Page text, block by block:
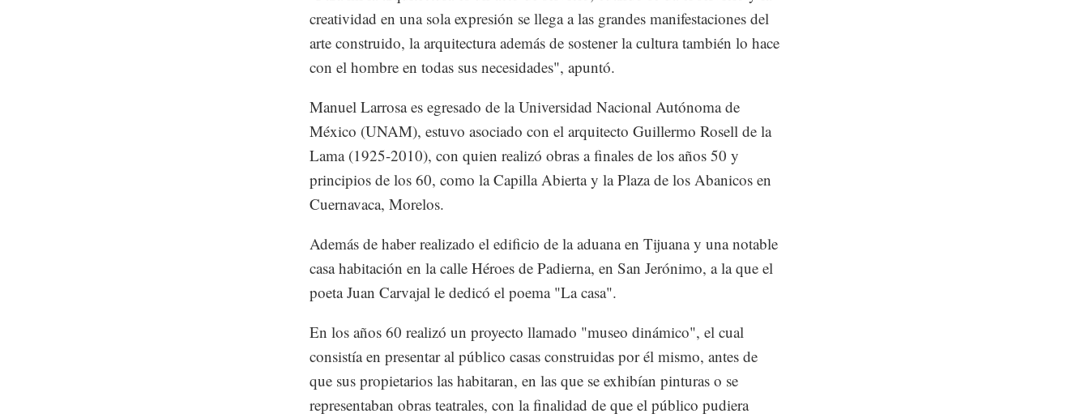
creatividad en una sola expresión se llega a las grandes manifestaciones del
arte construido, la arquitectura además de sostener la cultura también lo hace
con el hombre en todas sus necesidades", apuntó.
Manuel Larrosa es egresado de la Universidad Nacional Autónoma de
México (UNAM), estuvo asociado con el arquitecto Guillermo Rosell de la
Lama (1925-2010), con quien realizó obras a finales de los años 50 y
principios de los 60, como la Capilla Abierta y la Plaza de los Abanicos en
Cuernavaca, Morelos.
Además de haber realizado el edificio de la aduana en Tijuana y una notable
casa habitación en la calle Héroes de Padierna, en San Jerónimo, a la que el
poeta Juan Carvajal le dedicó el poema "La casa".
En los años 60 realizó un proyecto llamado "museo dinámico", el cual
consistía en presentar al público casas construidas por él mismo, antes de
que sus propietarios las habitaran, en las que se exhibían pinturas o se
representaban obras teatrales, con la finalidad de que el público pudiera